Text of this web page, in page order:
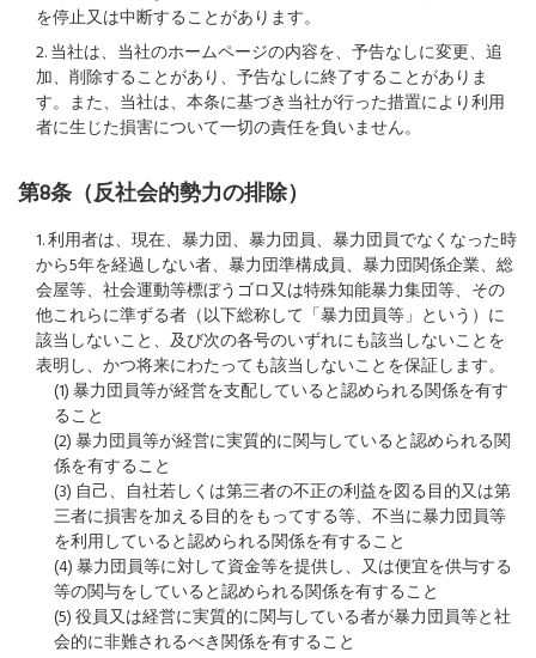
を停止又は中断することがあります。
2. 当社は、当社のホームページの内容を、予告なしに変更、追
加、削除することがあり、予告なしに終了することがありま
す。また、当社は、本条に基づき当社が行った措置により利用
者に生じた損害について一切の責任を負いません。
第8条（反社会的勢力の排除）
1. 利用者は、現在、暴力団、暴力団員、暴力団員でなくなった時
から5年を経過しない者、暴力団準構成員、暴力団関係企業、総
会屋等、社会運動等標ぼうゴロ又は特殊知能暴力集団等、その
他これらに準ずる者（以下総称して「暴力団員等」という）に
該当しないこと、及び次の各号のいずれにも該当しないことを
表明し、かつ将来にわたっても該当しないことを保証します。
(1) 暴力団員等が経営を支配していると認められる関係を有す
ること
(2) 暴力団員等が経営に実質的に関与していると認められる関
係を有すること
(3) 自己、自社若しくは第三者の不正の利益を図る目的又は第
三者に損害を加える目的をもってする等、不当に暴力団員等
を利用していると認められる関係を有すること
(4) 暴力団員等に対して資金等を提供し、又は便宜を供与する
等の関与をしていると認められる関係を有すること
(5) 役員又は経営に実質的に関与している者が暴力団員等と社
会的に非難されるべき関係を有すること